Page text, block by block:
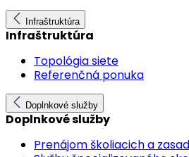
Infraštruktúra
Infraštruktúra
Topológia siete
Referenčná ponuka
Doplnkové služby
Doplnkové služby
Prenájom školiacich a